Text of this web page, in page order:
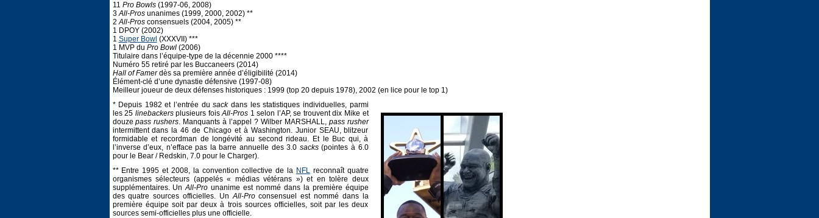
11 Pro Bowls(1997-06, 2008)
3All-Prosunanimes (1999, 2000, 2002) **
2All-Prosconsensuels (2004, 2005) **
1 DPOY (2002)
1 Super Bowl (XXXVII) ***
1 MVP du Pro Bowl(2006)
Titulaire dans l’équipe-type de la décennie 2000 ****
Numéro 55 retiré par les Buccaneers (2014)
Hall of Famerdès sa première année d’éligibilité (2014)
Élément-clé d’une dynastie défensive (1997-08)
Meilleur joueur de deux défenses historiques : 1999 (top 20 depuis 1978), 2002 (en lice pour le top 1)
* Depuis 1982 et l’entrée dusackdans les statistiques individuelles, parmi
les 25 linebackersplusieurs foisAll-Pros 1 selon l’AP, se trouvent dix Mike et
douzepass rushers. Manquants à l’appel ? Wilber MARSHALL, pass rusher
intermittent dans la 46 de Chicago et à Washington. Junior SEAU, blitzeur
formidable et recordman de longévité au second rideau. Et le Buc qui, à
l’inverse d’eux, n’efface pas la barre annuelle des 3.0 sacks(pointes à 6.0
pour le Bear / Redskin, 7.0 pour le Charger).
** Entre 1995 et 2008, la convention collective de la NFLreconnaît quatre
organismes sélecteurs (appelés « médias vétérans ») et en tolère deux
supplémentaires. UnAll-Pro unanime est nommé dans la première équipe
des quatre sources officielles. UnAll-Proconsensuel est nommé dans la
première équipe soit par deux à trois sources officielles, soit par les deux
sources semi-officielles plus une officielle.